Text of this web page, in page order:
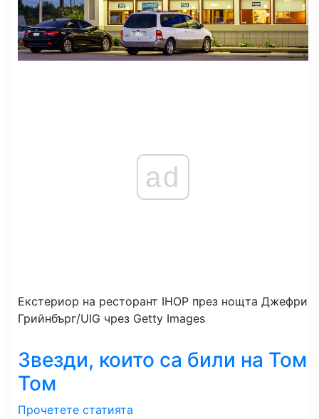
ad
Екстериор на ресторант IHOP през нощта Джефри
Грийнбърг/UIG чрез Getty Images
Звезди, които са били на Том
Том
Прочетете статията